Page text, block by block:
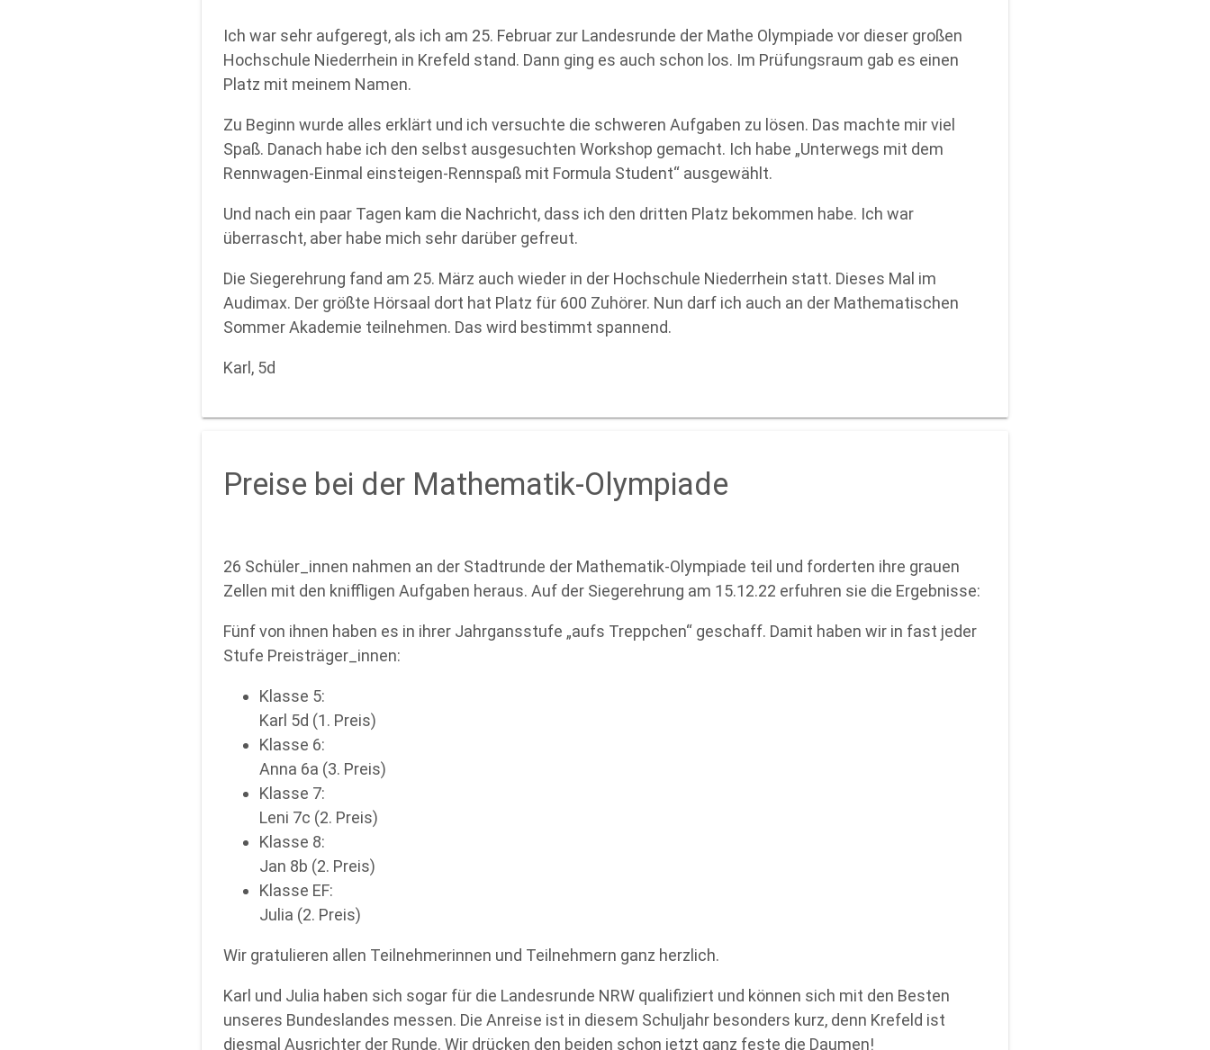
Ich war sehr aufgeregt, als ich am 25. Februar zur Landesrunde der Mathe Olympiade vor dieser großen
Hochschule Niederrhein in Krefeld stand. Dann ging es auch schon los. Im Prüfungsraum gab es einen
Platz mit meinem Namen.
Zu Beginn wurde alles erklärt und ich versuchte die schweren Aufgaben zu lösen. Das machte mir viel
Spaß. Danach habe ich den selbst ausgesuchten Workshop gemacht. Ich habe „Unterwegs mit dem
Rennwagen-Einmal einsteigen-Rennspaß mit Formula Student“ ausgewählt.
Und nach ein paar Tagen kam die Nachricht, dass ich den dritten Platz bekommen habe. Ich war
überrascht, aber habe mich sehr darüber gefreut.
Die Siegerehrung fand am 25. März auch wieder in der Hochschule Niederrhein statt. Dieses Mal im
Audimax. Der größte Hörsaal dort hat Platz für 600 Zuhörer. Nun darf ich auch an der Mathematischen
Sommer Akademie teilnehmen. Das wird bestimmt spannend.
Karl, 5d
Preise bei der Mathematik-Olympiade
26 Schüler_innen nahmen an der Stadtrunde der Mathematik-Olympiade teil und forderten ihre grauen
Zellen mit den kniffligen Aufgaben heraus. Auf der Siegerehrung am 15.12.22 erfuhren sie die Ergebnisse:
Fünf von ihnen haben es in ihrer Jahrgansstufe „aufs Treppchen“ geschaff. Damit haben wir in fast jeder
Stufe Preisträger_innen:
Klasse 5:
Karl 5d (1. Preis)
Klasse 6:
Anna 6a (3. Preis)
Klasse 7:
Leni 7c (2. Preis)
Klasse 8:
Jan 8b (2. Preis)
Klasse EF:
Julia (2. Preis)
Wir gratulieren allen Teilnehmerinnen und Teilnehmern ganz herzlich.
Karl und Julia haben sich sogar für die Landesrunde NRW qualifiziert und können sich mit den Besten
unseres Bundeslandes messen. Die Anreise ist in diesem Schuljahr besonders kurz, denn Krefeld ist
diesmal Ausrichter der Runde. Wir drücken den beiden schon jetzt ganz feste die Daumen!